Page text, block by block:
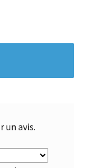
un avis.